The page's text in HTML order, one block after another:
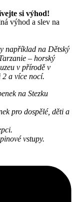
si výhod!
výhod a slev na
například na Dětský
– horský
v přírodě v
2 a více nocí.
na Stezku
pro dospělé, děti a
vstupy.